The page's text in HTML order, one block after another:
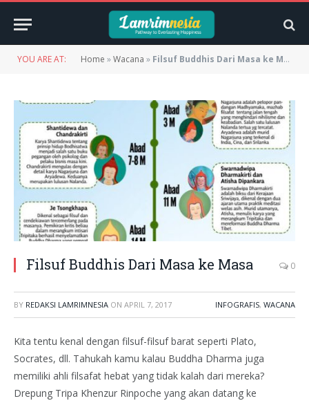
YOU ARE AT: Home »Wacana » Filsuf Buddhis Dari Masa ke Masa
Filsuf Buddhis Dari Masa ke Masa 0
BY REDAKSI LAMRIMNESIA ON APRIL 7, 2017 INFOGRAFIS, WACANA
Kita tentu kenal dengan filsuf-filsuf barat seperti Plato,
Socrates, dll. Tahukah kamu kalau Buddha Dharma juga
memiliki ahli filsafat hebat yang tidak kalah dari mereka?
Drepung Tripa Khenzur Rinpoche yang akan datang ke